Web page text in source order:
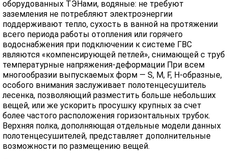
оборудованных ТЭНами, водяные: не требуют
заземления не потребляют электроэнергии
поддерживают тепло, сухость в ванной на протяжении
всего периода работы отопления или горячего
водоснабжения при подключении к системе ГВС
являются «компенсирующей петлей», снимающей с труб
температурные напряжения-деформации При всем
многообразии выпускаемых форм — S, M, F, H-образные,
особого внимания заслуживает полотенцесушитель
лесенка, позволяющий разместить больше небольших
вещей, или же ускорить просушку крупных за счет
более частого расположения горизонтальных трубок.
Верхняя полка, дополняющая отдельные модели данных
полотенцесушителей, представляет дополнительные
возможности по размещению вещей.